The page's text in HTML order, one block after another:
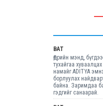
BAT
Өдрийн мэнд,
тухайгаа
намайг ADITYA
борлуулах
байна. Заримдаа
гэдгийг санаарай.